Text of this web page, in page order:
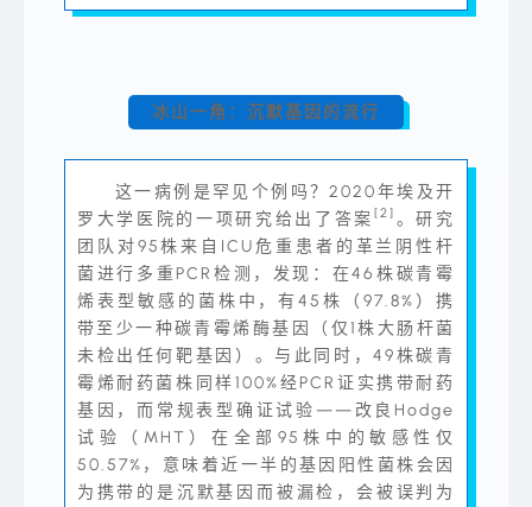
冰山一角：沉默基因的流行
这一病例是罕见个例吗？2020年埃及开
罗大学医院的一项研究给出了答案[2] 。研究
团队对95株来自ICU危重患者的革兰阴性杆
菌进行多重PCR检测，发现：在46株碳青霉
烯表型敏感的菌株中，有45株（97.8%）携
带至少一种碳青霉烯酶基因（仅1株大肠杆菌
未检出任何靶基因）。与此同时，49株碳青
霉烯耐药菌株同样100%经PCR证实携带耐药
基因，而常规表型确证试验——改良Hodge
试验（MHT）在全部95株中的敏感性仅
50.57%，意味着近一半的基因阳性菌株会因
为携带的是沉默基因而被漏检，会被误判为